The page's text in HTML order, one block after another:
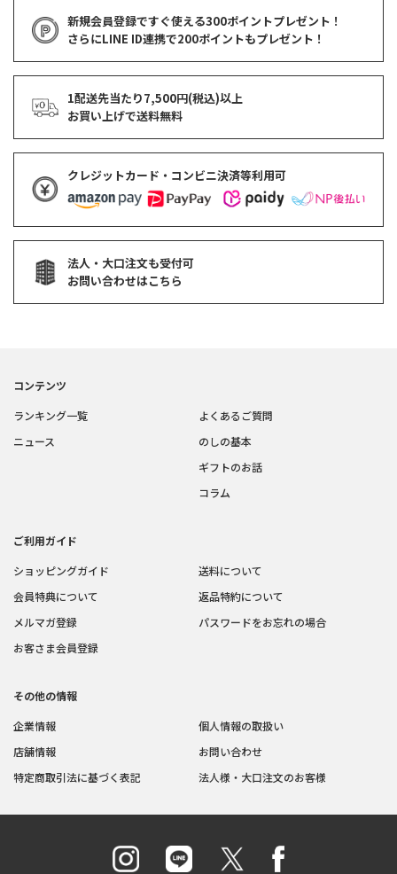
新規会員登録ですぐ使える300ポイントプレゼント！
さらにLINE ID連携で200ポイントもプレゼント！
1配送先当たり7,500円(税込)以上
お買い上げで送料無料
クレジットカード・コンビニ決済等利用可
法人・大口注文も受付可
お問い合わせはこちら
コンテンツ
ランキング一覧
ニュース
よくあるご質問
のしの基本
ギフトのお話
コラム
ご利用ガイド
ショッピングガイド
会員特典について
メルマガ登録
お客さま会員登録
送料について
返品特約について
パスワードをお忘れの場合
その他の情報
企業情報
店舗情報
特定商取引法に基づく表記
個人情報の取扱い
お問い合わせ
法人様・大口注文のお客様